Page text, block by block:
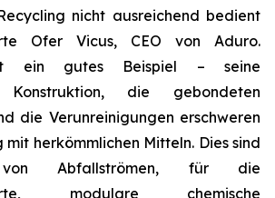
nicht ausreichend bedient
Ofer Vicus, CEO von Aduro.
ein gutes Beispiel – seine
Konstruktion, die gebondeten
die Verunreinigungen erschweren
herkömmlichen Mitteln. Dies sind
Abfallströmen, für die
modulare chemische